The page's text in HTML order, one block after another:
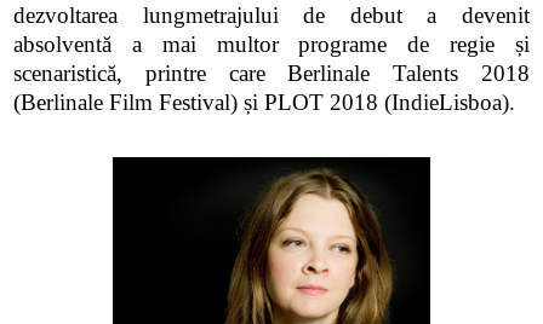
dezvoltarea lungmetrajului de debut a devenit
absolventă a mai multor programe de regie și
scenaristică, printre care Berlinale Talents 2018
(Berlinale Film Festival) și PLOT 2018 (IndieLisboa).